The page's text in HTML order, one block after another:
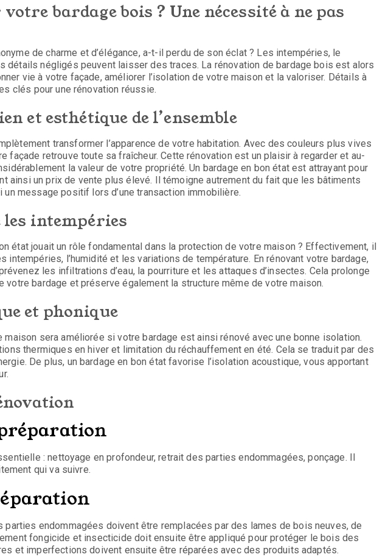
bardage bois ? Une nécessité à ne pas
de charme et d’élégance, a-t-il perdu de son éclat ? Les intempéries, le
détails négligés peuvent laisser des traces. La rénovation de bardage bois est alors
vie à votre façade, améliorer l’isolation de votre maison et la valoriser. Détails à
clés pour une rénovation réussie.
et esthétique de l’ensemble
transformer l’apparence de votre habitation. Avec des couleurs plus vives
façade retrouve toute sa fraîcheur. Cette rénovation est un plaisir à regarder et au-
la valeur de votre propriété. Un bardage en bon état est attrayant pour
ainsi un prix de vente plus élevé. Il témoigne autrement du fait que les bâtiments
message positif lors d’une transaction immobilière.
intempéries
état jouait un rôle fondamental dans la protection de votre maison ? Effectivement, il
intempéries, l’humidité et les variations de température. En rénovant votre bardage,
les infiltrations d’eau, la pourriture et les attaques d’insectes. Cela prolonge
votre bardage et préserve également la structure même de votre maison.
et phonique
sera améliorée si votre bardage est ainsi rénové avec une bonne isolation.
thermiques en hiver et limitation du réchauffement en été. Cela se traduit par des
De plus, un bardage en bon état favorise l’isolation acoustique, vous apportant
: nettoyage en profondeur, retrait des parties endommagées, ponçage. Il
qui va suivre.
parties endommagées doivent être remplacées par des lames de bois neuves, de
fongicide et insecticide doit ensuite être appliqué pour protéger le bois des
et imperfections doivent ensuite être réparées avec des produits adaptés.